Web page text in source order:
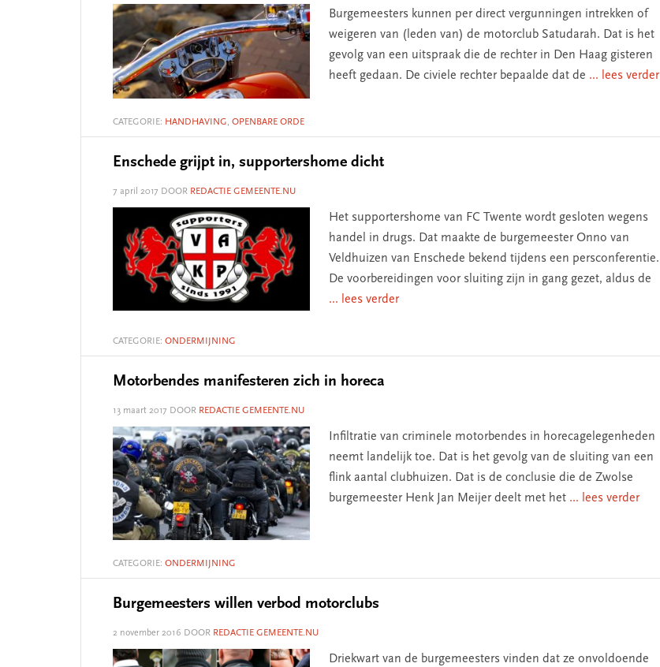
Burgemeesters kunnen per direct vergunningen intrekken of
weigeren van (leden van) de motorclub Satudarah. Dat is het
gevolg van een uitspraak die de rechter in Den Haag gisteren
heeft gedaan. De civiele rechter bepaalde dat de ... lees verder
CATEGORIE: HANDHAVING, OPENBARE ORDE
Enschede grijpt in, supportershome dicht
7 april 2017 DOOR REDACTIE GEMEENTE.NU
Het supportershome van FC Twente wordt gesloten wegens
handel in drugs. Dat maakte de burgemeester Onno van
Veldhuizen van Enschede bekend tijdens een persconferentie.
De voorbereidingen voor sluiting zijn in gang gezet, aldus de
... lees verder
CATEGORIE: ONDERMIJNING
Motorbendes manifesteren zich in horeca
13 maart 2017 DOOR REDACTIE GEMEENTE.NU
Infiltratie van criminele motorbendes in horecagelegenheden
neemt landelijk toe. Dat is het gevolg van de sluiting van een
flink aantal clubhuizen. Dat is de conclusie die de Zwolse
burgemeester Henk Jan Meijer deelt met het ... lees verder
CATEGORIE: ONDERMIJNING
Burgemeesters willen verbod motorclubs
2 november 2016 DOOR REDACTIE GEMEENTE.NU
Driekwart van de burgemeesters vinden dat ze onvoldoende